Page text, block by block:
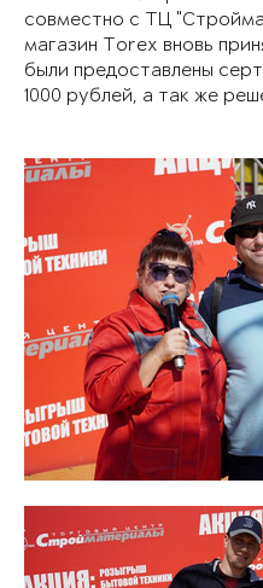
совместно с ТЦ
магазин Torex вновь
были предоставлены
1000 рублей, а так же